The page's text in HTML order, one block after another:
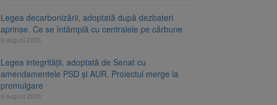
Legea decarbonizării, adoptată după dezbateri
aprinse. Ce se întâmplă cu centralele pe cărbune
6 august 2026
Legea integrității, adoptată de Senat cu
amendamentele PSD și AUR. Proiectul merge la
promulgare
6 august 2026